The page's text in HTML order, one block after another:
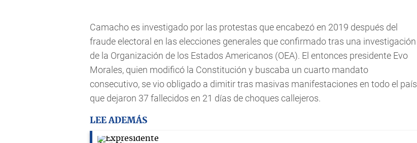
Camacho es investigado por las protestas que encabezó en 2019 después del
fraude electoral en las elecciones generales que confirmado tras una investigación
de la Organización de los Estados Americanos (OEA). El entonces presidente Evo
Morales, quien modificó la Constitución y buscaba un cuarto mandato
consecutivo, se vio obligado a dimitir tras masivas manifestaciones en todo el país
que dejaron 37 fallecidos en 21 días de choques callejeros.
LEE ADEMÁS